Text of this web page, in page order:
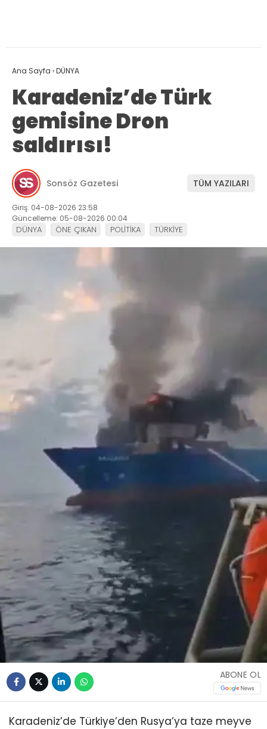
Ana Sayfa ›DÜNYA
Karadeniz’de Türk
gemisine Dron
saldırısı!
Sonsöz Gazetesi TÜM YAZILARI
Giriş: 04-08-2026 23:58
Güncelleme: 05-08-2026 00:04
DÜNYA ÖNE ÇIKAN POLİTİKA TÜRKİYE
ABONE OL
Karadeniz’de Türkiye’den Rusya’ya taze meyve